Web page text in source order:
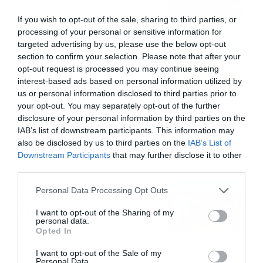
If you wish to opt-out of the sale, sharing to third parties, or
processing of your personal or sensitive information for
targeted advertising by us, please use the below opt-out
section to confirm your selection. Please note that after your
opt-out request is processed you may continue seeing
interest-based ads based on personal information utilized by
us or personal information disclosed to third parties prior to
your opt-out. You may separately opt-out of the further
disclosure of your personal information by third parties on the
IAB’s list of downstream participants. This information may
also be disclosed by us to third parties on the IAB’s List of
Downstream Participants that may further disclose it to other
Please note that this website/app uses one or more Google
not limited to your visit or usage behaviour. You may click to
grant or deny consent to Google and its third-party tags to
use your data for below specified purposes in below Google
consent section.
Personal Data Processing Opt Outs
I want to opt-out of the Sharing of my
personal data.
Opted In
I want to opt-out of the Sale of my
Personal Data.
09/08/2026 10:15
Καιρός Δεκαπενταύγουστο:
Η προοπτική εξέλιξης από
τον Σάκη Αρναούτογλου (vid)
08/08/2026 08:51
Εορτολόγιο 8-8: Ποιοι
γιορτάζουν σήμερα; Χρόνια
Πολλά
08/08/2026 08:25
Πρεμιέρα στην Ολλανδία, την
Γερμανίας με πολλές
στοιχηματικές επιλογές από
το ΠΑΜΕ ΣΤΟΙΧΗΜΑ
07/08/2026 16:41